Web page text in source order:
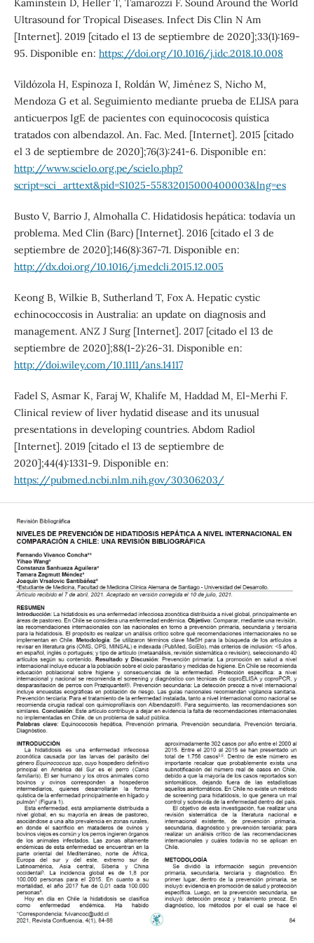
Kaminstein D, Heller T, Tamarozzi F. Sound Around the World
Ultrasound for Tropical Diseases. Infect Dis Clin N Am
[Internet]. 2019 [citado el 13 de septiembre de 2020];33(1):169-
95. Disponible en: https://doi.org/10.1016/j.idc.2018.10.008
Vildózola H, Espinoza I, Roldán W, Jiménez S, Nicho M,
Mendoza G et al. Seguimiento mediante prueba de ELlSA para
anticuerpos IgE de pacientes con equinococosis quística
tratados con albendazol. An. Fac. Med. [Internet]. 2015 [citado
el 3 de septiembre de 2020];76(3):241-6. Disponible en:
http://www.scielo.org.pe/scielo.php?
script=sci_arttext&pid=S1025-55832015000400003&lng=es
Busto V, Barrio J, Almohalla C. Hidatidosis hepática: todavía un
problema. Med Clin (Barc) [Internet]. 2016 [citado el 3 de
septiembre de 2020];146(8):367-71. Disponible en:
http://dx.doi.org/10.1016/j.medcli.2015.12.005
Keong B, Wilkie B, Sutherland T, Fox A. Hepatic cystic
echinococcosis in Australia: an update on diagnosis and
management. ANZ J Surg [Internet]. 2017 [citado el 13 de
septiembre de 2020];88(1-2):26-31. Disponible en:
http://doi.wiley.com/10.1111/ans.14117
Fadel S, Asmar K, Faraj W, Khalife M, Haddad M, El-Merhi F.
Clinical review of liver hydatid disease and its unusual
presentations in developing countries. Abdom Radiol
[Internet]. 2019 [citado el 13 de septiembre de
2020];44(4):1331-9. Disponible en:
https://pubmed.ncbi.nlm.nih.gov/30306203/